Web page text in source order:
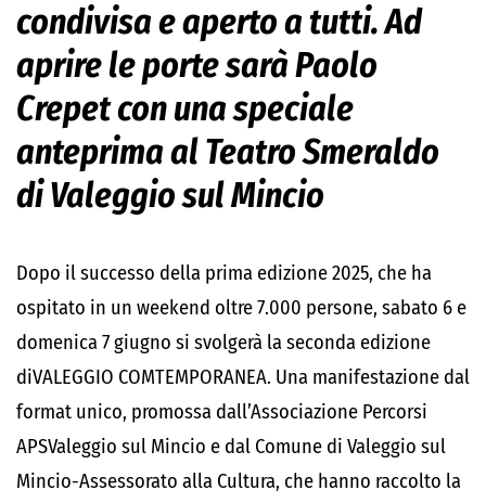
condivisa e aperto a tutti. Ad
aprire le porte sarà Paolo
Crepet con una speciale
anteprimaal Teatro Smeraldo
di Valeggio sul Mincio
Dopo il successo della prima edizione 2025, che ha
ospitato in un weekend oltre 7.000 persone, sabato 6 e
domenica 7 giugno si svolgerà la seconda edizione
diVALEGGIO COMTEMPORANEA. Una manifestazione dal
format unico, promossa dall’Associazione Percorsi
APSValeggio sul Mincio e dal Comune di Valeggio sul
Mincio-Assessorato alla Cultura, che hanno raccolto la